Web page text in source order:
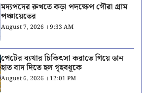
মদ্যপদের রুখতে কড়া পদক্ষেপ গৌরা গ্রাম
পঞ্চায়েতের
August 7, 2026 । 9:33 AM
পেটের ব্যথার চিকিৎসা করাতে গিয়ে ডান
হাত বাদ দিতে হল গৃহবধূকে
August 6, 2026 । 12:01 PM